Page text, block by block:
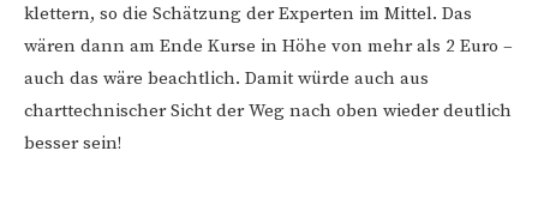
klettern, so die Schätzung der Experten im Mittel. Das
wären dann am Ende Kurse in Höhe von mehr als 2 Euro –
auch das wäre beachtlich. Damit würde auch aus
charttechnischer Sicht der Weg nach oben wieder deutlich
besser sein!